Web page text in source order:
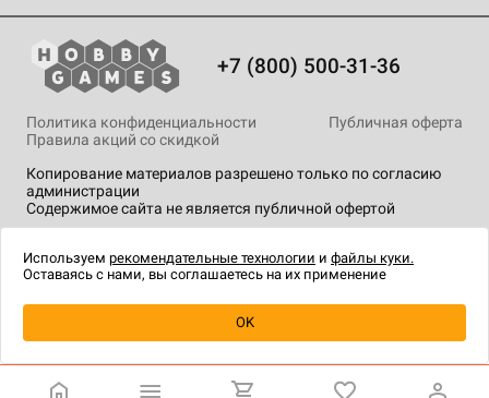
Уведомить о наличии
+7 (800) 500-31-36
Копирование материалов разрешено только по согласию
администрации
Содержимое сайта не является публичной офертой
Политика конфиденциальности
Публичная оферта
Правила акций со скидкой
технологии.
Используем рекомендательные технологии и файлы куки.
Оставаясь с нами, вы соглашаетесь на их применение
OK